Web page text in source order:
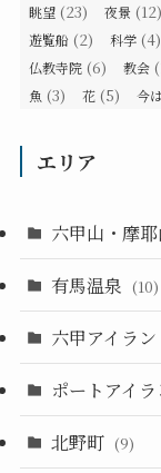
眺望 (23) 夜景 (12)
遊覧船 (2) 科学 (4)
仏教寺院 (6) 教会
魚 (3) 花 (5) 今
エリア
六甲山・摩
有馬温泉 (10)
六甲アイラン
ポートアイラ
北野町 (9)